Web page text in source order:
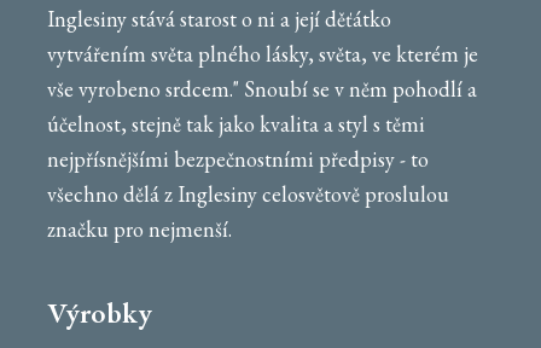
Inglesiny stává starost o ni a její děťátko
vytvářením světa plného lásky, světa, ve kterém je
vše vyrobeno srdcem." Snoubí se v něm pohodlí a
účelnost, stejně tak jako kvalita a styl s těmi
nejpřísnějšími bezpečnostními předpisy - to
všechno dělá z Inglesiny celosvětově proslulou
značku pro nejmenší.
Výrobky